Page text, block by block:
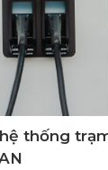
thống